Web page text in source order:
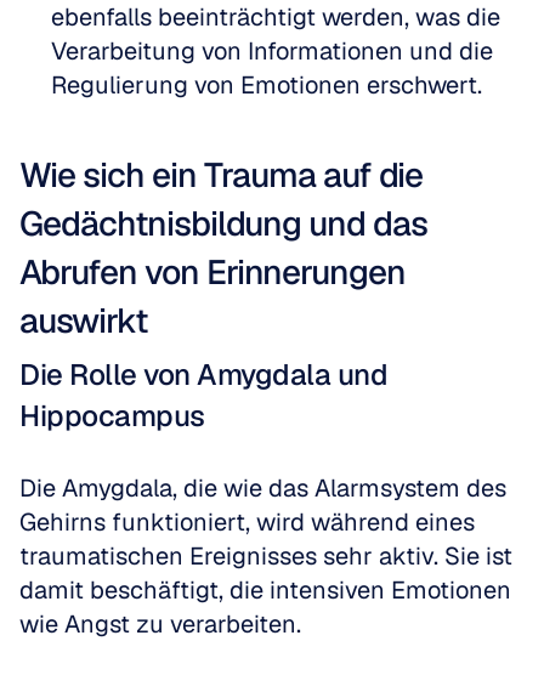
ebenfalls beeinträchtigt werden, was die
Verarbeitung von Informationen und die
Regulierung von Emotionen erschwert.
Wie sich ein Trauma auf die
Gedächtnisbildung und das
Abrufen von Erinnerungen
auswirkt
Die Rolle von Amygdala und
Hippocampus
Die Amygdala, die wie das Alarmsystem des
Gehirns funktioniert, wird während eines
traumatischen Ereignisses sehr aktiv. Sie ist
damit beschäftigt, die intensiven Emotionen
wie Angst zu verarbeiten.